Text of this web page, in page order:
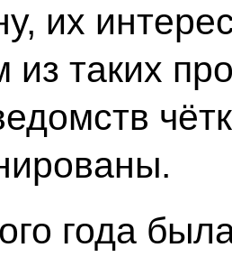
их
из таких
года